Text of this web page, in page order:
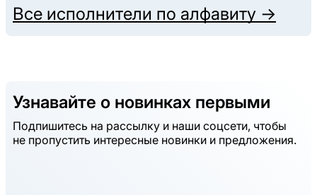
Все исполнители по алфавиту →
Узнавайте о новинках первыми
Подпишитесь на рассылку и наши соцсети, чтобы
не пропустить интересные новинки и предложения.